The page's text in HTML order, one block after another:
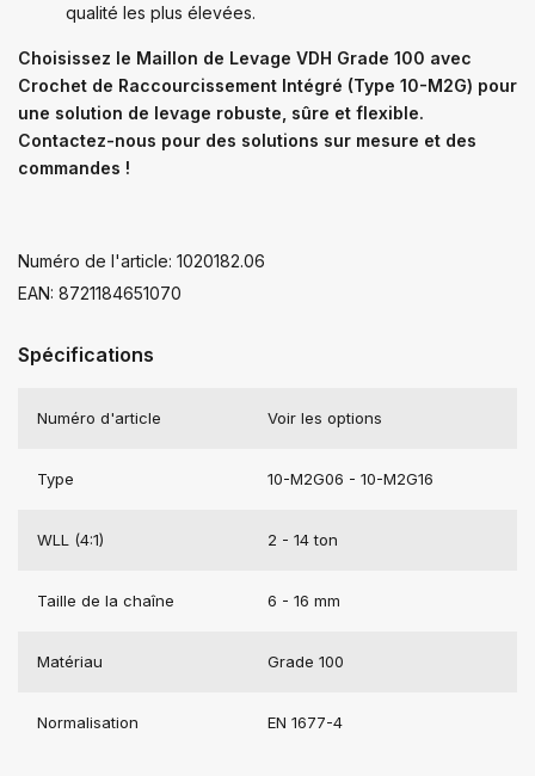
qualité les plus élevées.
Choisissez le Maillon de Levage VDH Grade 100 avec
Crochet de Raccourcissement Intégré (Type 10-M2G) pour
une solution de levage robuste, sûre et flexible.
Contactez-nous pour des solutions sur mesure et des
commandes !
Numéro de l'article: 1020182.06
EAN: 8721184651070
Spécifications
Numéro d'article Voir les options
Type 10-M2G06 - 10-M2G16
WLL (4:1) 2 - 14 ton
Taille de la chaîne 6 - 16 mm
Matériau Grade 100
Normalisation EN 1677-4